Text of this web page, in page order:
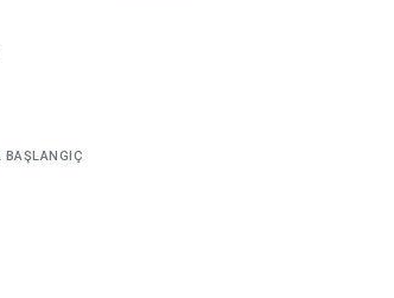
BAŞLANGIÇ